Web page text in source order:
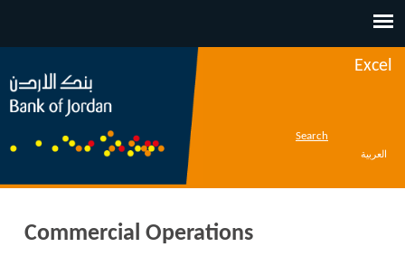
Excel
Search
العربية
Commercial Operations